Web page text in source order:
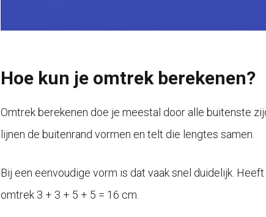
Hoe kun je omtrek berekenen?
Omtrek berekenen doe je meestal door alle buitenste
lijnen de buitenrand vormen en telt die lengtes samen.
Bij een eenvoudige vorm is dat vaak snel duidelijk.
omtrek 3 + 3 + 5 + 5 = 16 cm.